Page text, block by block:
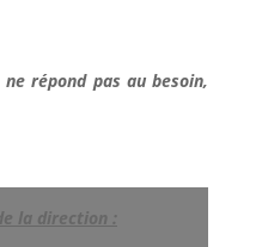
répond pas au besoin,
la direction :